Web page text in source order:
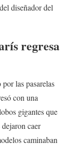
diseñador del
regresa
las pasarelas
con una
gigantes que
caer
caminaban